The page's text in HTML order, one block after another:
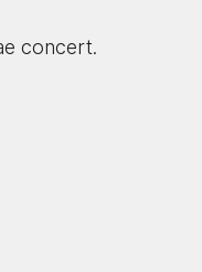
concert.